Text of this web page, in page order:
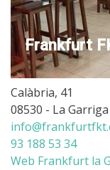
Frankfurt
Calàbria, 41
08530 - La Garriga
93 188 53 34
Web Frankfurt la